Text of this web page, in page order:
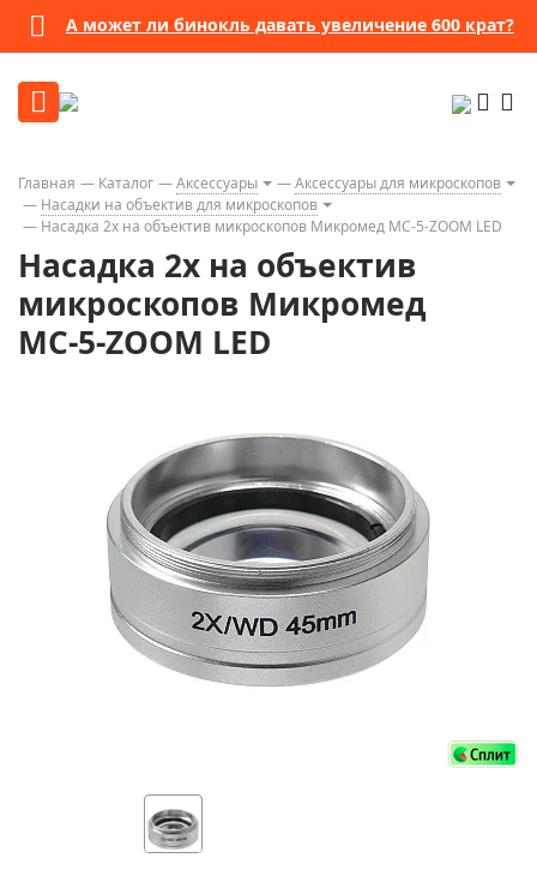
А может ли бинокль давать увеличение 600 крат?
Главная Каталог Аксессуары
Аксессуары для микроскопов
Насадки на объектив для микроскопов
Насадка 2х на объектив микроскопов Микромед МС-5-ZOOM LED
Насадка 2х на объектив
микроскопов Микромед
МС-5-ZOOM LED